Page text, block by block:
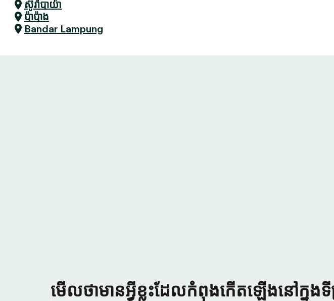
ស៊ូរ៉ាបាយ៉ា
ប៉ាប៉ាង
Bandar Lampung
មើលថាមានអ្វីខ្លះដែលកំពុងកើតឡើងនៅក្នុ